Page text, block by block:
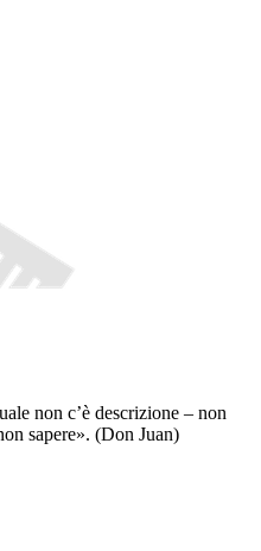
non c’è descrizione – non
sapere». (Don Juan)